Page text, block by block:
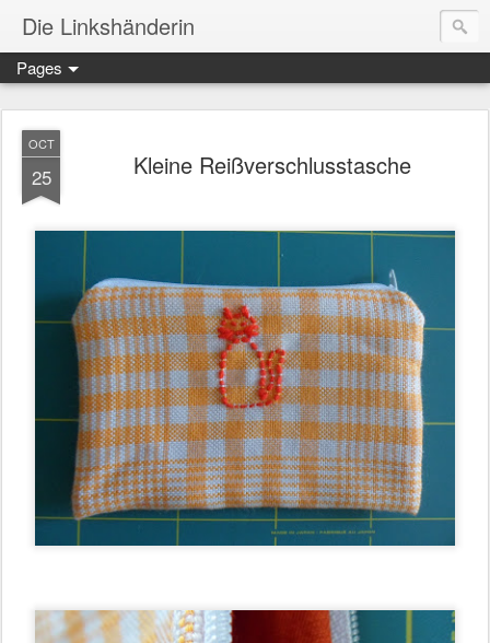
Die Linkshänderin
Pages
OCT
25 Kleine Reißverschlusstasche